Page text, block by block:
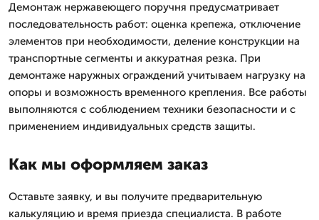
Демонтаж нержавеющего поручня предусматривает
последовательность работ: оценка крепежа, отключение
элементов при необходимости, деление конструкции на
транспортные сегменты и аккуратная резка. При
демонтаже наружных ограждений учитываем нагрузку на
опоры и возможность временного крепления. Все работы
выполняются с соблюдением техники безопасности и с
применением индивидуальных средств защиты.
Как мы оформляем заказ
Оставьте заявку, и вы получите предварительную
калькуляцию и время приезда специалиста. В работе